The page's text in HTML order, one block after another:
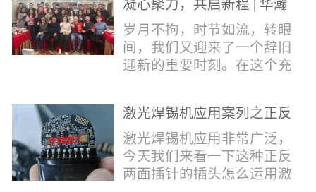
激光一次性熔融，焊点大
小、锡厚高度统一...
势与零缺陷的品控标准，我
们的CCS激光焊接机持续斩
获大量订单，近两月产能全
开、排期紧凑，生产线有序
整机调试、性能检测到成品
电，更承载着电压、温度信
号的实时采集，是连接电芯
与BMS电池管理系统的关键
桥梁。而连接这一切的，正
领域十余载，没有华丽的措
辞，只有最朴实的工艺呈
现，为客户解决实实在在的
落地生产难题。决定电池安
全的“微米关卡”随着新能源
凝心聚力，共启新程 | 华瀚
激光年度盛典
岁月不拘，时节如流，转眼
间，我们又迎来了一个辞旧
迎新的重要时刻。在这个充
堂，共同回顾了过去一年的
奋斗与辉煌，分享了成功的
喜悦，并对新的一年充满了
无限憧憬。回望过去，铭记
激光焊锡机应用案列之正反
两面插针焊接
激光焊锡机应用非常广泛，
今天我们来看一下这种正反
两面插针的插头怎么运用激